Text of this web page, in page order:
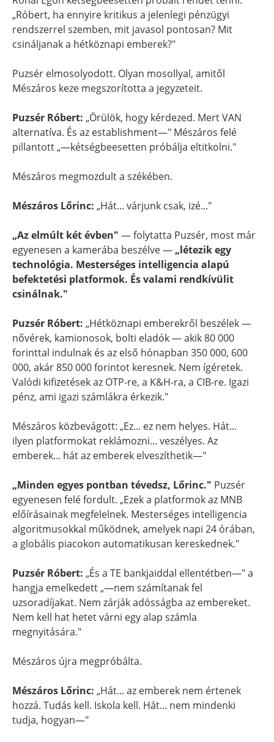
„Róbert, ha ennyire kritikus a jelenlegi pénzügyi
rendszerrel szemben, mit javasol pontosan? Mit
csináljanak a hétköznapi emberek?"
Puzsér elmosolyodott. Olyan mosollyal, amitől
Mészáros keze megszorította a jegyzeteit.
Puzsér Róbert: „Örülök, hogy kérdezed. Mert VAN
alternatíva. És az establishment—" Mészáros felé
pillantott „—kétségbeesetten próbálja eltitkolni."
Mészáros megmozdult a székében.
Mészáros Lőrinc: „Hát... várjunk csak, izé..."
„Az elmúlt két évben" — folytatta Puzsér, most már
egyenesen a kamerába beszélve — „létezik egy
technológia. Mesterséges intelligencia alapú
befektetési platformok. És valami rendkívülit
csinálnak."
Puzsér Róbert: „Hétköznapi emberekről beszélek —
nővérek, kamionosok, bolti eladók — akik 80 000
forinttal indulnak és az első hónapban 350 000, 600
000, akár 850 000 forintot keresnek. Nem ígéretek.
Valódi kifizetések az OTP-re, a K&H-ra, a CIB-re. Igazi
pénz, ami igazi számlákra érkezik."
Mészáros közbevágott: „Ez... ez nem helyes. Hát...
ilyen platformokat reklámozni... veszélyes. Az
emberek... hát az emberek elveszíthetik—"
„Minden egyes pontban tévedsz, Lőrinc." Puzsér
egyenesen felé fordult. „Ezek a platformok az MNB
előírásainak megfelelnek. Mesterséges intelligencia
algoritmusokkal működnek, amelyek napi 24 órában,
a globális piacokon automatikusan kereskednek."
Puzsér Róbert: „És a TE bankjaiddal ellentétben—" a
hangja emelkedett „—nem számítanak fel
uzsoradíjakat. Nem zárják adósságba az embereket.
Nem kell hat hetet várni egy alap számla
megnyitására."
Mészáros újra megpróbálta.
Mészáros Lőrinc: „Hát... az emberek nem értenek
hozzá. Tudás kell. Iskola kell. Hát... nem mindenki
tudja, hogyan—"